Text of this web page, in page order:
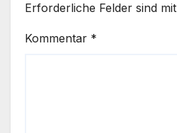
Erforderliche Felder sind mit
Kommentar *